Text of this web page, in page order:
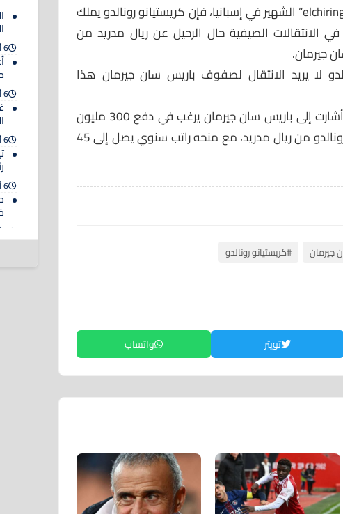
وبحسب ما نشره برنامج”elchiringuito” الشهير في إسبانيا، فإن كريستيانو رونالدو يملك
الانتقالات الصيفية حال الرحيل عن ريال مدريد من
جيرمان.
لا يريد الانتقال لصفوف باريس سان جيرمان هذا
كانت تقارير صحفية إيطالية، أشارت إلى باريس سان جيرمان يرغب في دفع 300 مليون
يورو من أجل ضم كريستيانو رونالدو من ريال مدريد، مع منحه راتب سنوي يصل إلى 45
جيرمان #كريستيانو رونالدو
تويتر واتساب
6 أغسطس 2026
6 أغسطس 2026
6 أغسطس 2026
6 أغسطس 2026